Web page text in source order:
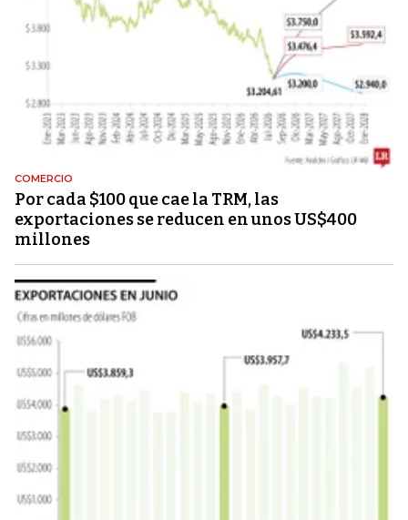
COMERCIO
Por cada $100 que cae la TRM, las
exportaciones se reducen en unos US$400
millones